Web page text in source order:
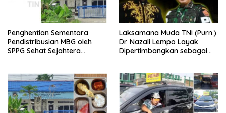
Penghentian Sementara
Pendistribusian MBG oleh
SPPG Sehat Sejahtera
Laksamana Muda TNI (Purn.)
Dr. Nazali Lempo Layak
Dipertimbangkan sebagai
Berkompromi terhadap
Penegakan Hukum